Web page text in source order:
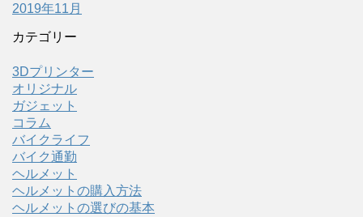
2019年11月
カテゴリー
3Dプリンター
オリジナル
ガジェット
コラム
バイクライフ
バイク通勤
ヘルメット
ヘルメットの購入方法
ヘルメットの選びの基本